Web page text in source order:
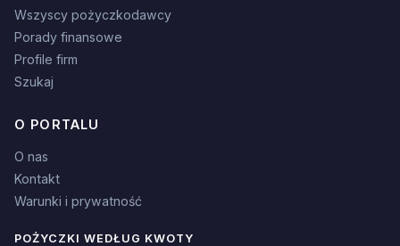
Wszyscy pożyczkodawcy
Porady finansowe
Profile firm
Szukaj
O PORTALU
O nas
Kontakt
Warunki i prywatność
POŻYCZKI WEDŁUG KWOTY